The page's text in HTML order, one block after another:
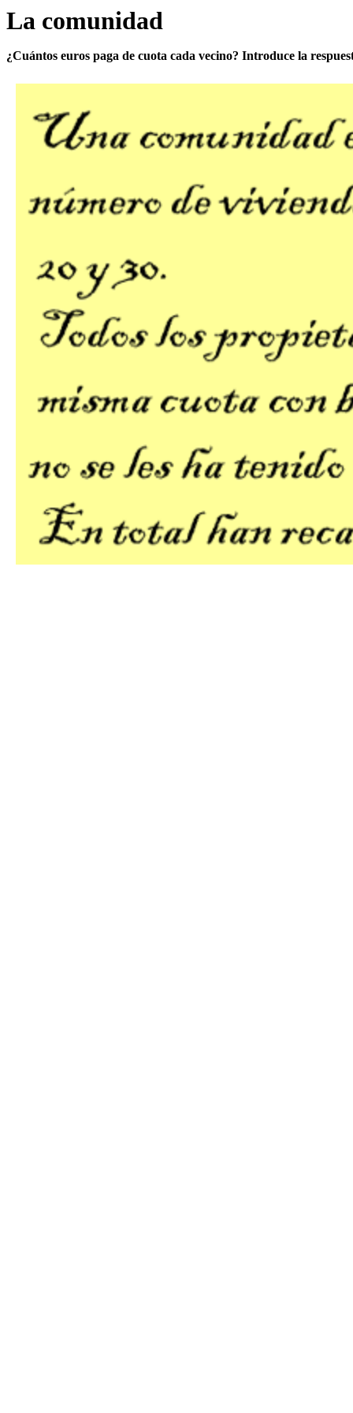
La comunidad
¿Cuántos euros paga de cuota cada vecino? Introduce la